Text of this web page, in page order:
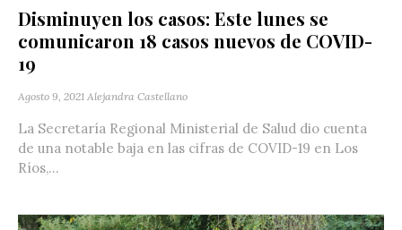
Disminuyen los casos: Este lunes se
comunicaron 18 casos nuevos de COVID-
19
Agosto 9, 2021 Alejandra Castellano
La Secretaría Regional Ministerial de Salud dio cuenta
de una notable baja en las cifras de COVID-19 en Los
Ríos,...